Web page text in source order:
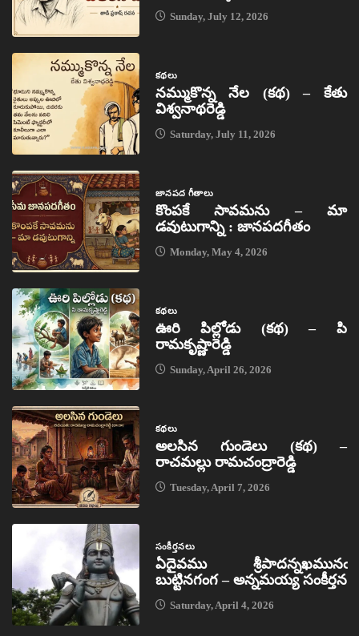
Sunday, July 12, 2026
కథలు
నమ్ముకొన్న నేల (కథ) – కేతు
విశ్వనాథరెడ్డి
Saturday, July 11, 2026
జానపద గీతాలు
కొంపకే సావమను – మా
డవుటుగాన్ని : జానపదగీతం
Monday, May 4, 2026
కథలు
ఊరి పిల్లోడు (కథ) – పి
రామకృష్ణారెడ్డి
Sunday, April 26, 2026
కథలు
అలసిన గుండెలు (కథ) –
రాచమల్లు రామచంద్రారెడ్డి
Tuesday, April 7, 2026
సంకీర్తనలు
ఏదైవము శ్రీపాదన్నఖమునఁ
బుట్టినగంగ – అన్నమయ్య సంకీర్తన
Saturday, April 4, 2026